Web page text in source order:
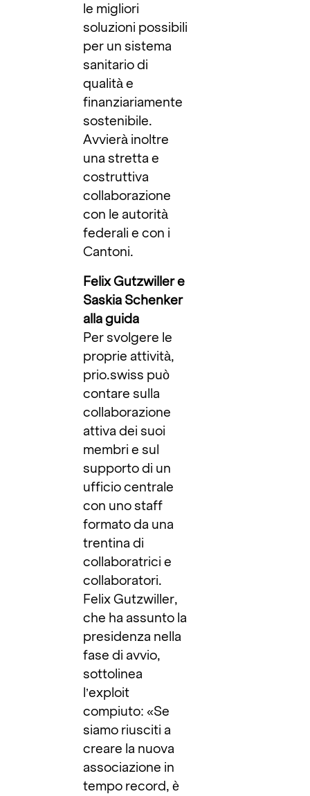
le migliori
soluzioni possibili
per un sistema
sanitario di
qualità e
finanziariamente
sostenibile.
Avvierà inoltre
una stretta e
costruttiva
collaborazione
con le autorità
federali e con i
Cantoni.
Felix Gutzwiller e
Saskia Schenker
alla guida
Per svolgere le
proprie attività,
prio.swiss può
contare sulla
collaborazione
attiva dei suoi
membri e sul
supporto di un
ufficio centrale
con uno staff
formato da una
trentina di
collaboratrici e
collaboratori.
Felix Gutzwiller,
che ha assunto la
presidenza nella
fase di avvio,
sottolinea
l’exploit
compiuto: «Se
siamo riusciti a
creare la nuova
associazione in
tempo record, è